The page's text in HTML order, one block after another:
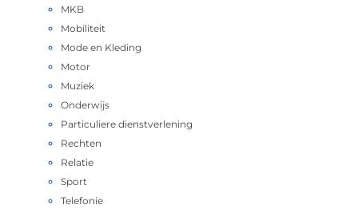
MKB
Mobiliteit
Mode en Kleding
Motor
Muziek
Onderwijs
Particuliere dienstverlening
Rechten
Relatie
Sport
Telefonie